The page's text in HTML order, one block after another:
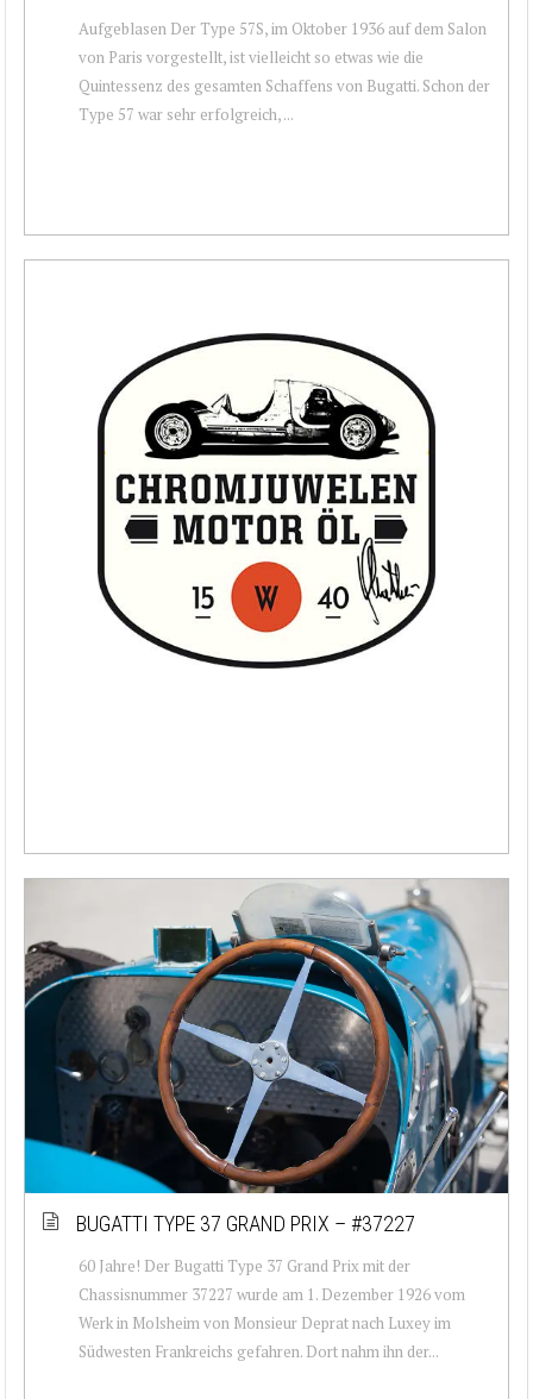
Aufgeblasen Der Type 57S, im Oktober 1936 auf dem Salon
von Paris vorgestellt, ist vielleicht so etwas wie die
Quintessenz des gesamten Schaffens von Bugatti. Schon der
Type 57 war sehr erfolgreich, ...
BUGATTI TYPE 37 GRAND PRIX – #37227
60 Jahre! Der Bugatti Type 37 Grand Prix mit der
Chassisnummer 37227 wurde am 1. Dezember 1926 vom
Werk in Molsheim von Monsieur Deprat nach Luxey im
Südwesten Frankreichs gefahren. Dort nahm ihn der...